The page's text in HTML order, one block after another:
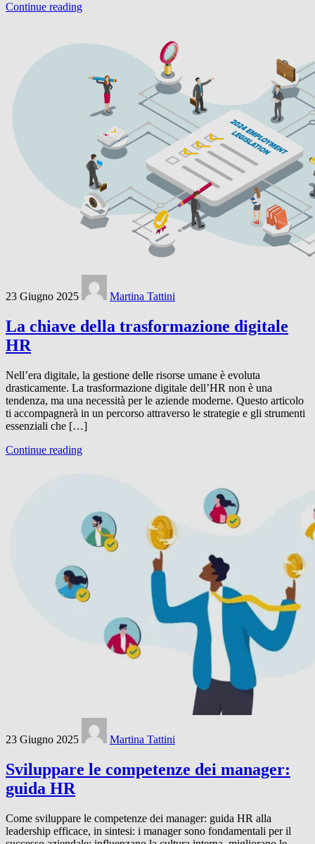
Continue reading
23 Giugno 2025 Martina Tattini
La chiave della trasformazione digitale
HR
Nell’era digitale, la gestione delle risorse umane è evoluta
drasticamente. La trasformazione digitale dell’HR non è una
tendenza, ma una necessità per le aziende moderne. Questo articolo
ti accompagnerà in un percorso attraverso le strategie e gli strumenti
essenziali che […]
Continue reading
23 Giugno 2025 Martina Tattini
Sviluppare le competenze dei manager:
guida HR
Come sviluppare le competenze dei manager: guida HR alla
leadership efficace, in sintesi: i manager sono fondamentali per il